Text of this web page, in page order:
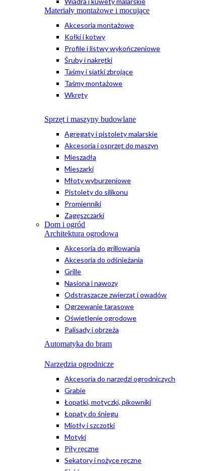
Materiały montażowe i mocujące
Akcesoria montażowe
Kołki i kotwy
Profile i listwy wykończeniowe
Śruby i nakrętki
Taśmy i siatki zbrojące
Taśmy montażowe
Wkręty
Sprzęt i maszyny budowlane
Agregaty i pistolety malarskie
Akcesoria i osprzęt do maszyn
Mieszadła
Mieszarki
Młoty wyburzeniowe
Pistolety do silikonu
Promienniki
Zagęszczarki
Dom i ogród
Architektura ogrodowa
Akcesoria do grillowania
Akcesoria do odśnieżania
Grille
Nasiona i nawozy
Odstraszacze zwierząt i owadów
Ogrzewanie tarasowe
Oświetlenie ogrodowe
Palisady i obrzeża
Automatyka do bram
Narzędzia ogrodnicze
Akcesoria do narzędzi ogrodniczych
Grabie
Łopatki, motyczki, pikowniki
Łopaty do śniegu
Miotły i szczotki
Motyki
Piły ręczne
Sekatory i nożyce ręczne